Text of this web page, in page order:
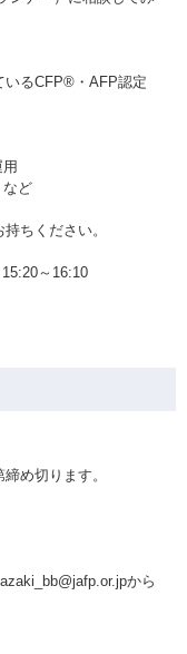
いるCFP®・AFP認定
産運用
ど
ちください。
15:20～16:10
め切ります。
から